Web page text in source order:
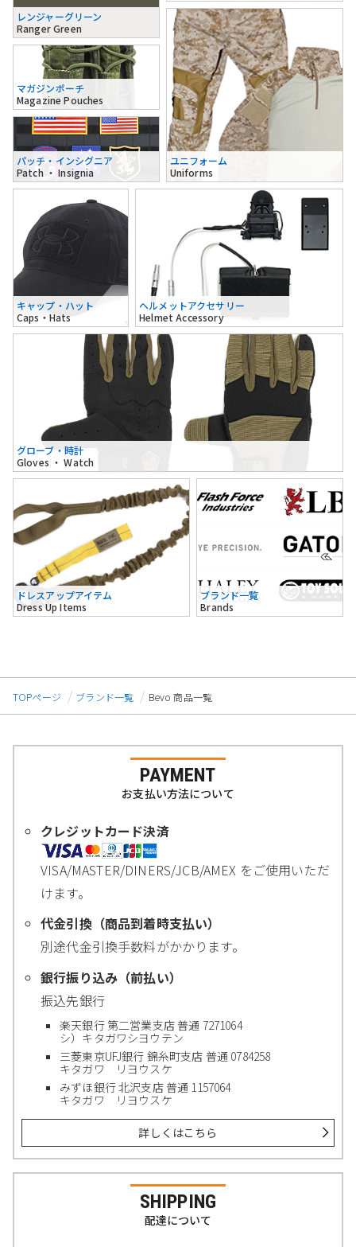
レンジャーグリーン
Ranger Green
マガジンポーチ
Magazine Pouches
パッチ・インシグニア
Patch ・ Insignia
ユニフォーム
Uniforms
キャップ・ハット
Caps・Hats
ヘルメットアクセサリー
Helmet Accessory
グローブ・時計
Gloves ・ Watch
ドレスアップアイテム
Dress Up Items
ブランド一覧
Brands
TOPページ ブランド一覧 Bevo 商品一覧
PAYMENT
お支払い方法について
クレジットカード決済
VISA/MASTER/DINERS/JCB/AMEX をご使用いただ
けます。
代金引換（商品到着時支払い）
別途代金引換手数料がかかります。
銀行振り込み（前払い）
振込先銀行
楽天銀行 第二営業支店 普通 7271064
シ）キタガワシヨウテン
三菱東京UFJ銀行 錦糸町支店 普通 0784258
キタガワ リヨウスケ
みずほ銀行 北沢支店 普通 1157064
キタガワ リヨウスケ
詳しくはこちら
SHIPPING
配達について